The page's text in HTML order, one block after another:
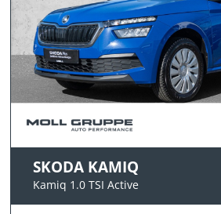
SKODA KAMIQ
Kamiq 1.0 TSI Active